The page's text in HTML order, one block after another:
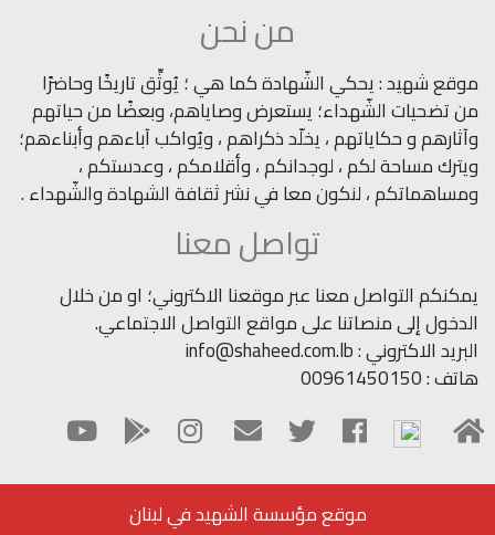
من نحن
موقع شهيد : يحكي الشّهادة كما هي ؛ يُوثِّق تاريخًا وحاضرًا
من تضحيات الشّهداء؛ يستعرض وصاياهم، وبعضًا من حياتهم
وآثارهم و حكاياتهم ، يخلّد ذكراهم ، ويُواكب آباءهم وأبناءهم؛
ويترك مساحة لكم ، لوجدانكم ، وأقلامكم ، وعدستكم ،
ومساهماتكم ، لنكون معا في نشر ثقافة الشهادة والشّهداء .
تواصل معنا
يمكنكم التواصل معنا عبر موقعنا الاكتروني؛ او من خلال
الدخول إلى منصاتنا على مواقع التواصل الاجتماعي.
البريد الاكتروني : info@shaheed.com.lb
هاتف : 00961450150
موقع مؤسسة الشهيد في لبنان